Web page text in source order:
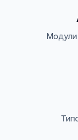
Модули